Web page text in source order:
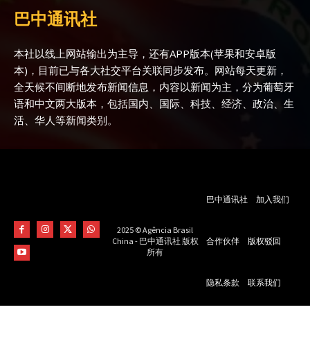
巴中通讯社
本社以线上网站输出为主导，还有APP版本(苹果和安卓版
本)，目前已与各大社交平台关联同步发布。网站每天更新，
全天候不间断地发布新闻信息，内容以新闻为主，分为葡萄牙
语和中文两大版本，包括国内、国际、科技、经济、政治、生
活、华人等新闻类别。
2025 © Agência Brasil
China - 巴中通讯社 版权
所有
巴中通讯社 加入我们
合作伙伴 版权驳回
隐私条款 联系我们